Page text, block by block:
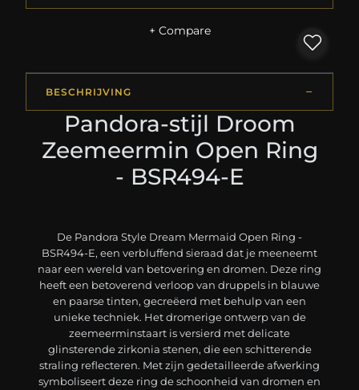
+ Compare
BESCHRIJVING
Pandora-stijl Droom
Zeemeermin Open Ring
- BSR494-E
De Pandora Style Dream Mermaid Open Ring -
BSR494-E, een verbluffend sieraad dat je meeneemt
naar een wereld van betovering en dromen. Deze ring
heeft een betoverend verloop van druppels in blauwe
en paarse tinten, gecreëerd met behulp van een
unieke techniek. Het dromerige ontwerp van de
zeemeerminstaart is versierd met delicate
glinsterende zirkonia stenen, die een schitterende
straling reflecteren. Met zijn gedetailleerde afwerking
symboliseert deze ring de schoonheid van dromen en